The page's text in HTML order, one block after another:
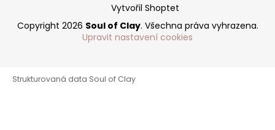
Vytvořil Shoptet
Copyright 2026 Soul of Clay. Všechna práva vyhrazena.
Upravit nastavení cookies
Strukturovaná data Soul of Clay